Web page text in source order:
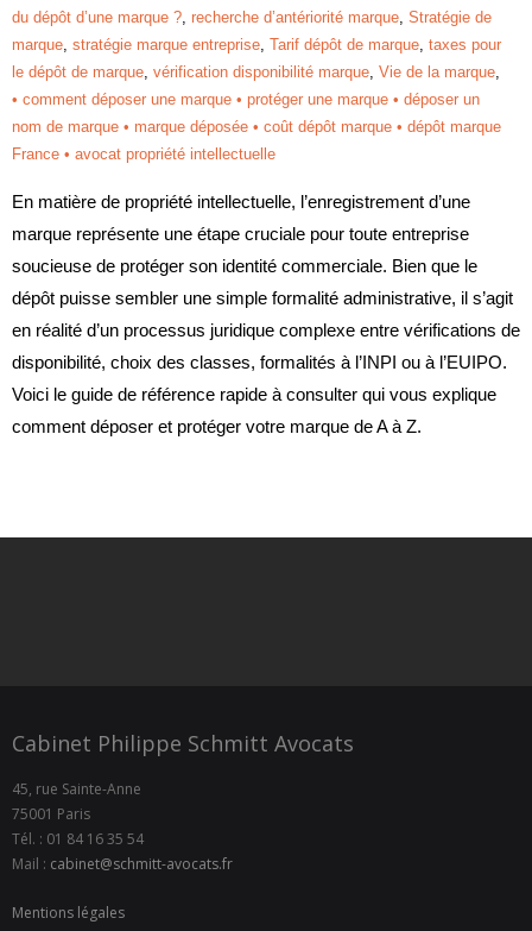
du dépôt d’une marque ?, recherche d’antériorité marque, Stratégie de
marque, stratégie marque entreprise, Tarif dépôt de marque, taxes pour
le dépôt de marque, vérification disponibilité marque, Vie de la marque,
• comment déposer une marque • protéger une marque • déposer un
nom de marque • marque déposée • coût dépôt marque • dépôt marque
France • avocat propriété intellectuelle
En matière de propriété intellectuelle, l’enregistrement d’une
marque représente une étape cruciale pour toute entreprise
soucieuse de protéger son identité commerciale. Bien que le
dépôt puisse sembler une simple formalité administrative, il s’agit
en réalité d’un processus juridique complexe entre vérifications de
disponibilité, choix des classes, formalités à l’INPI ou à l’EUIPO.
Voici le guide de référence rapide à consulter qui vous explique
comment déposer et protéger votre marque de A à Z.
Cabinet Philippe Schmitt Avocats
45, rue Sainte-Anne
75001 Paris
Tél. : 01 84 16 35 54
Mail : cabinet@schmitt-avocats.fr
Mentions légales